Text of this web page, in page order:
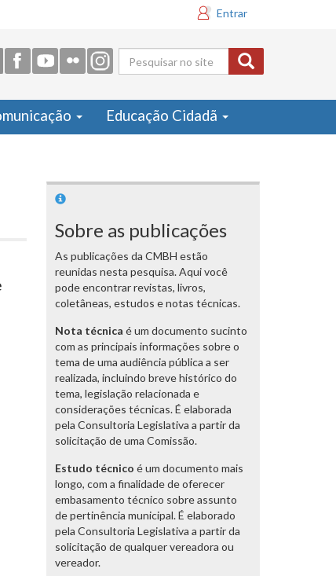
Entrar
Formulário
de busca
Educação Cidadã
Sobre as publicações
As publicações da CMBH estão
reunidas nesta pesquisa. Aqui você
pode encontrar revistas, livros,
coletâneas, estudos e notas técnicas.
Nota técnica é um documento sucinto
com as principais informações sobre o
tema de uma audiência pública a ser
realizada, incluindo breve histórico do
tema, legislação relacionada e
considerações técnicas. É elaborada
pela Consultoria Legislativa a partir da
solicitação de uma Comissão.
Estudo técnico é um documento mais
longo, com a finalidade de oferecer
embasamento técnico sobre assunto
de pertinência municipal. É elaborado
pela Consultoria Legislativa a partir da
solicitação de qualquer vereadora ou
vereador.